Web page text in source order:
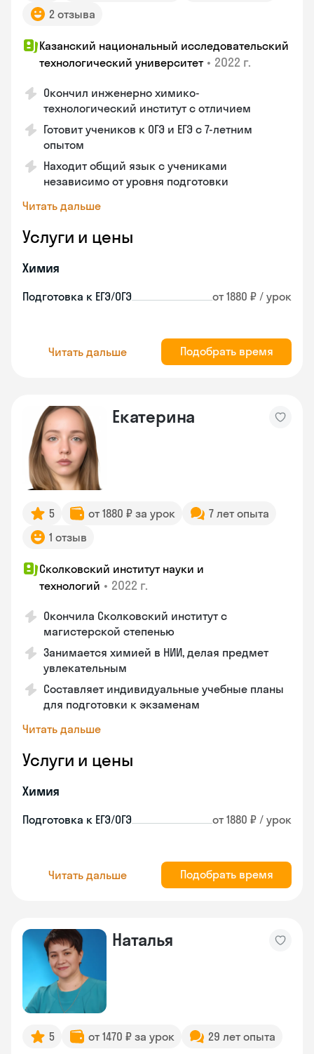
2 отзыва
Казанский национальный исследовательский
технологический университет • 2022 г.
Окончил инженерно химико-
технологический институт с отличием
Готовит учеников к ОГЭ и ЕГЭ с 7-летним
опытом
Находит общий язык с учениками
независимо от уровня подготовки
Читать дальше
Услуги и цены
Химия
Подготовка к ЕГЭ/ОГЭ от 1880 ₽ / урок
Читать дальше Подобрать время
Екатерина
5 от 1880 ₽ за урок
7 лет опыта
1 отзыв
Сколковский институт науки и
технологий • 2022 г.
Окончила Сколковский институт с
магистерской степенью
Занимается химией в НИИ, делая предмет
увлекательным
Составляет индивидуальные учебные планы
для подготовки к экзаменам
Читать дальше
Услуги и цены
Химия
Подготовка к ЕГЭ/ОГЭ от 1880 ₽ / урок
Читать дальше Подобрать время
Наталья
5 от 1470 ₽ за урок 29 лет опыта